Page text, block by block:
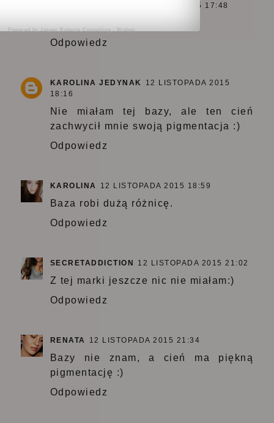
12 LISTOPADA 2015 17:48
Odpowiedz
KAROLINA JEDYNAK
12 LISTOPADA 2015
18:16
Nie miałam tej bazy, ale ten cień
zachwycił mnie swoją pigmentacja :)
Odpowiedz
KAROLINA 12 LISTOPADA 2015 18:59
Baza robi dużą różnicę.
Odpowiedz
SECRETADDICTION 12 LISTOPADA 2015 21:02
Z tej marki jeszcze nic nie miałam:)
Odpowiedz
RENATA 12 LISTOPADA 2015 21:34
Bazy nie znam, a cień ma piękną
pigmentację :)
Odpowiedz
Powered byJasper Roberts Consulting -Widget